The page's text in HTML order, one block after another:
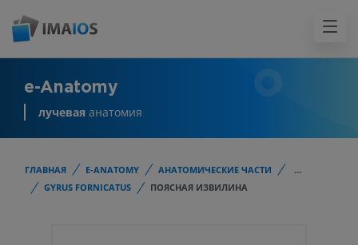
e-Anatomy
лучевая анатомия
ГЛАВНАЯ E-ANATOMY АНАТОМИЧЕСКИЕ ЧАСТИ
...
GYRUS FORNICATUS
ПОЯСНАЯ ИЗВИЛИНА